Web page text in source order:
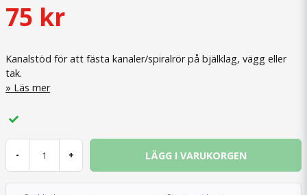
75 kr
Kanalstöd för att fästa kanaler/spiralrör på bjälklag, vägg eller
tak.
Läs mer
- + LÄGG I VARUKORGEN